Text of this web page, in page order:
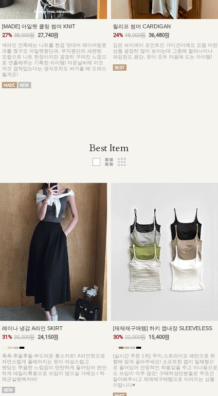
[MADE] 아일렛 쿨링 썸머 KNIT
27% 38,000원 27,740원
넥라인 안쪽에는 니트를 한겹 덧대어 레이어링효
과를 줬구요 아일렛원단과, 무지원단의 세련된
조합으로 니트 한장이지만 굉장히 꾸며진 느낌으
로 연출해주는 기특한 아이템! 더운날씨에 이것
저것 겹쳐입는다는 생각조차도 버거울 때 도와드
릴게요!
릴리프 썸머 CARDIGAN
24% 48,000원 36,480원
깊은 브이넥이 포인트인 가디건이예요 요즘 이런
상품 굉장히 많이 보이는데 그중에 컬러나이나
파임정도,원단, 핏이 모두 마음에 드는 아이템!
Best Item
레이나 냉감 A라인 SKIRT
31% 35,000원 24,150원
촉촉-후들후들-부드러운 롱스커트! A라인핏으로
자연스렙게 플레어지는 핏이 여성스럽고
밴딩도 쭈끌한 느낌없이 탄탄하게 들어있어 편안
하게 데일리룩용으로 쓰임이 많으실 거예요-! 하
체군살완벽커버!
[재재재구매템] 하키 캡내장 SLEEVELESS
30% 22,000원 15,400원
[실시간 주문 1위] 무지,스트라이프 패턴으로 취
향에 맞게 골라주세요! 소프트한 캡이 일체형으
로 들어있어 안정적인 착용감을 주고 이너용으로
도 쓰임이 아주 많요! 구매하셨던분들은 무조건
알아봐주시고 재재재구매템으로 이어지는 상품
이랍니다♥